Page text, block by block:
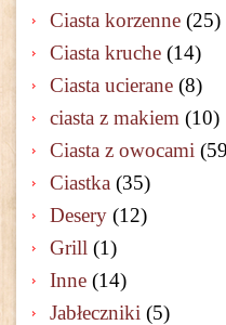
Ciasta korzenne (25)
Ciasta kruche (14)
Ciasta ucierane (8)
ciasta z makiem (10)
Ciasta z owocami
Ciastka (35)
Desery (12)
Grill (1)
Inne (14)
Jabłeczniki (5)